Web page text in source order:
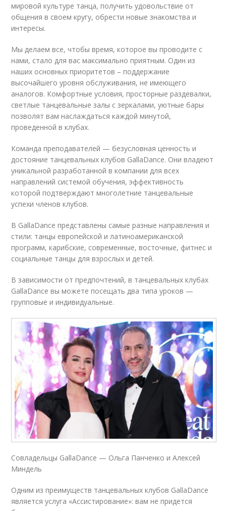
мировой культуре танца, получить удовольствие от
общения в своем кругу, обрести новые знакомства и
интересы.
Мы делаем все, чтобы время, которое вы проводите с
нами, стало для вас максимально приятным. Один из
наших основных приоритетов – поддержание
высочайшего уровня обслуживания, не имеющего
аналогов. Комфортные условия, просторные раздевалки,
светлые танцевальные залы с зеркалами, уютные бары
позволят вам наслаждаться каждой минутой,
проведенной в клубах.
Команда преподавателей — безусловная ценность и
достояние танцевальных клубов GallaDance. Они владеют
уникальной разработанной в компании для всех
направлений системой обучения, эффективность
которой подтверждают многолетние танцевальные
успехи членов клубов.
В GallaDance представлены самые разные направления и
стили: танцы европейской и латиноамериканской
программ, карибские, современные, восточные, фитнес и
социальные танцы для взрослых и детей.
В зависимости от предпочтений, в танцевальных клубах
GallaDance вы можете посещать два типа уроков —
групповые и индивидуальные.
Cовладельцы GallaDance — Ольга Панченко и Алексей
Миндель
Одним из преимуществ танцевальных клубов GallaDance
является услуга «Ассистирование»: вам не придется